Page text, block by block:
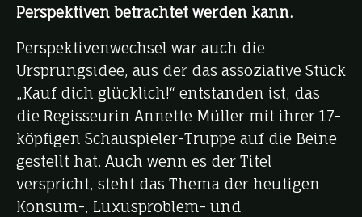
Perspektiven betrachtet werden kann.
Perspektivenwechsel war auch die
Ursprungsidee, aus der das assoziative Stück
„Kauf dich glücklich!“ entstanden ist, das
die Regisseurin Annette Müller mit ihrer 17-
köpfigen Schauspieler-Truppe auf die Beine
gestellt hat. Auch wenn es der Titel
verspricht, steht das Thema der heutigen
Konsum-, Luxusproblem- und